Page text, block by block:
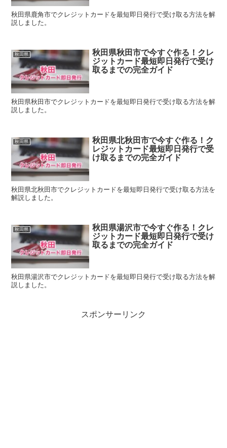
秋田県鹿角市でクレジットカードを最短即日発行で受け取る方法を解
説しました。
秋田県
秋田県秋田市で今すぐ作る！クレ
ジットカード最短即日発行で受け
取るまでの完全ガイド
秋田県秋田市でクレジットカードを最短即日発行で受け取る方法を解
説しました。
秋田県
秋田県北秋田市で今すぐ作る！ク
レジットカード最短即日発行で受
け取るまでの完全ガイド
秋田県北秋田市でクレジットカードを最短即日発行で受け取る方法を
解説しました。
秋田県
秋田県湯沢市で今すぐ作る！クレ
ジットカード最短即日発行で受け
取るまでの完全ガイド
秋田県湯沢市でクレジットカードを最短即日発行で受け取る方法を解
説しました。
スポンサーリンク